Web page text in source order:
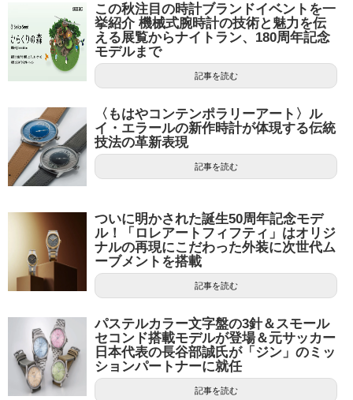
この秋注目の時計ブランドイベントを一
挙紹介 機械式腕時計の技術と魅力を伝
える展覧からナイトラン、180周年記念
モデルまで
記事を読む
〈もはやコンテンポラリーアート〉ル
イ・エラールの新作時計が体現する伝統
技法の革新表現
記事を読む
ついに明かされた誕生50周年記念モデ
ル！「ロレアートフィフティ」はオリジ
ナルの再現にこだわった外装に次世代ム
ーブメントを搭載
記事を読む
パステルカラー文字盤の3針＆スモール
セコンド搭載モデルが登場＆元サッカー
日本代表の長谷部誠氏が「ジン」のミッ
ションパートナーに就任
記事を読む